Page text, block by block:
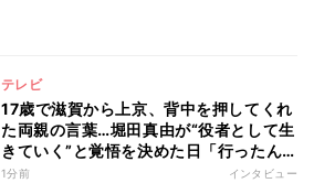
テレビ
17歳で滋賀から上京、背中を押してくれ
た両親の言葉…堀田真由が“役者として生
きていく”と覚悟を決めた日「行ったん
やったら、もう帰られへんな」
1分前 インタビュー